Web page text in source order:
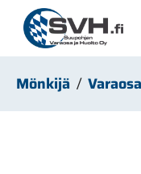
Siirry pääsisältöön
Mönkijä